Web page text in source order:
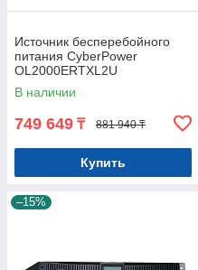
Источник бесперебойного
питания CyberPower
OL2000ERTXL2U
В наличии
749 649 ₸ 881 940 ₸
Купить
–15%